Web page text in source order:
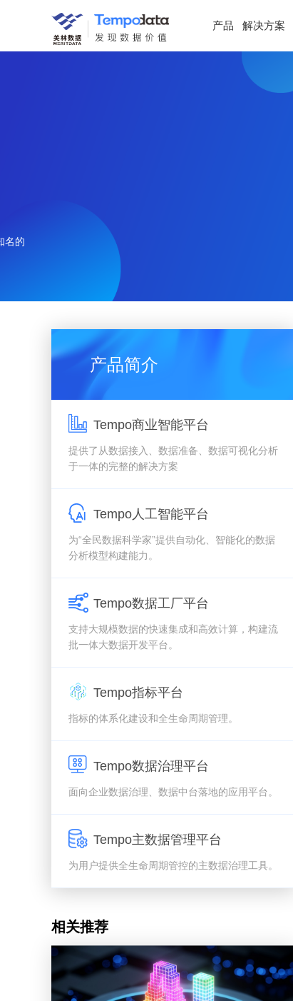
产品 解决方案
名的
产品简介
Tempo商业智能平台
提供了从数据接入、数据准备、数据可视化分析
于一体的完整的解决方案
Tempo人工智能平台
为“全民数据科学家”提供自动化、智能化的数据
分析模型构建能力。
Tempo数据工厂平台
支持大规模数据的快速集成和高效计算，构建流
批一体大数据开发平台。
Tempo指标平台
指标的体系化建设和全生命周期管理。
Tempo数据治理平台
面向企业数据治理、数据中台落地的应用平台。
Tempo主数据管理平台
为用户提供全生命周期管控的主数据治理工具。
相关推荐